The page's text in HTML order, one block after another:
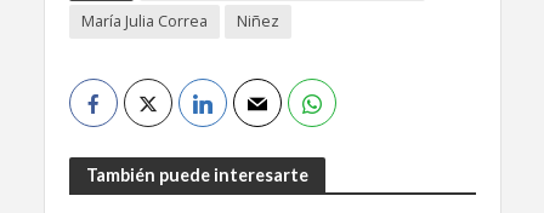
María Julia Correa Niñez
También puede interesarte